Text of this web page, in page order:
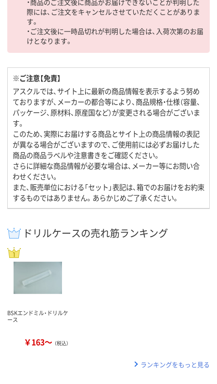
際には、ご注文をキャンセルさせていただくことがありま
す。
・ご注文後に一時品切れが判明した場合は、入荷次第のお届
けとなります。
※ご注意【免責】
アスクルでは、サイト上に最新の商品情報を表示するよう努め
ておりますが、メーカーの都合等により、商品規格・仕様（容量、
パッケージ、原材料、原産国など）が変更される場合がございま
す。
このため、実際にお届けする商品とサイト上の商品情報の表記
が異なる場合がございますので、ご使用前には必ずお届けした
商品の商品ラベルや注意書きをご確認ください。
さらに詳細な商品情報が必要な場合は、メーカー等にお問い合
わせください。
また、販売単位における「セット」表記は、箱でのお届けをお約束
するものではありません。あらかじめご了承ください。
ドリルケースの売れ筋ランキング
BSKエンドミル・ドリルケ
ース
￥163～ （税込）
ランキングをもっと見る